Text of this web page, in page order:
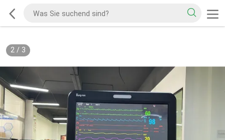
2/ 3